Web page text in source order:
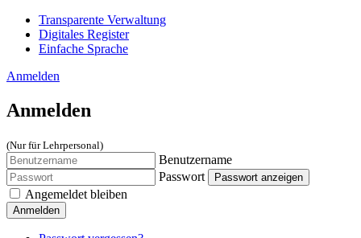
Transparente Verwaltung
Digitales Register
Einfache Sprache
Anmelden
Anmelden
(Nur für Lehrpersonal)
Benutzername
Passwort
Passwort anzeigen
Angemeldet bleiben
Anmelden